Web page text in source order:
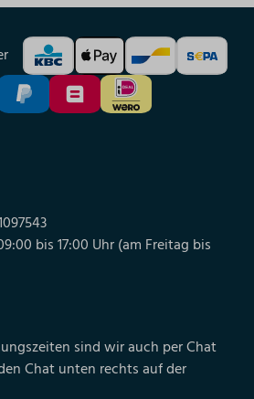
bis 17:00 Uhr (am Freitag bis
sind wir auch per Chat
Chat unten rechts auf der